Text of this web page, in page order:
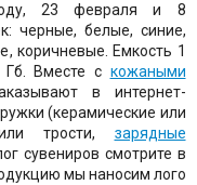
23 февраля и 8
черные, белые, синие,
коричневые. Емкость 1
Вместе с кожаными
в интернет-
(керамические или
трости, зарядные
сувениров смотрите в
мы наносим лого